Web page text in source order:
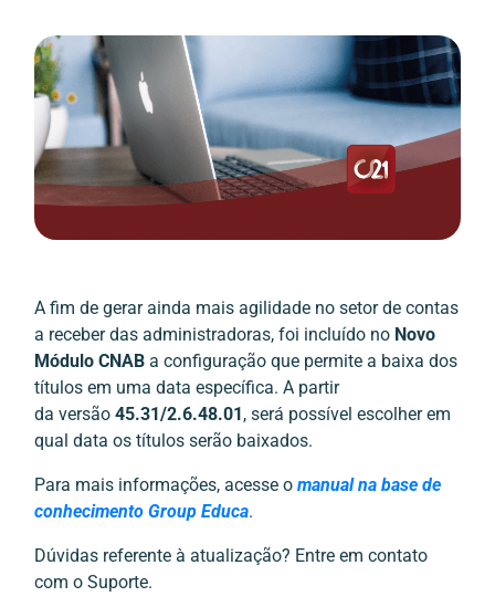
A fim de gerar ainda mais agilidade no setor de contas
a receber das administradoras, foi incluído no Novo
Módulo CNAB a configuração que permite a baixa dos
títulos em uma data específica. A partir
da versão 45.31/2.6.48.01, será possível escolher em
qual data os títulos serão baixados.
Para mais informações, acesse o manual na base de
conhecimento Group Educa.
Dúvidas referente à atualização? Entre em contato
com o Suporte.